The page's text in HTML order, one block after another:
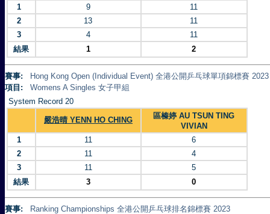
1 9
11
2
13
11
3
4
11
結果
1 2
賽事:
Hong Kong Open (Individual Event) 全港公開乒乓球單項錦標賽 2023
項目:
Womens A Singles 女子甲組
System Record 20
嚴浩晴 YENN HO CHING
區榛婷 AU TSUN TING
VIVIAN
1
11
6
2
11
4
3
11
5
結果
3 0
賽事:
Ranking Championships 全港公開乒乓球排名錦標賽 2023